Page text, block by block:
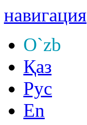
навигация
O`zb
Қаз
Рус
En